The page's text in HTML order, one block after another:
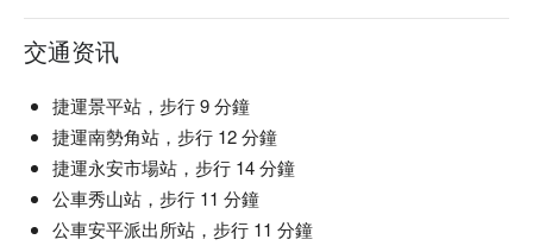
交通资讯
捷運景平站，步行 9 分鐘
捷運南勢角站，步行 12 分鐘
捷運永安市場站，步行 14 分鐘
公車秀山站，步行 11 分鐘
公車安平派出所站，步行 11 分鐘